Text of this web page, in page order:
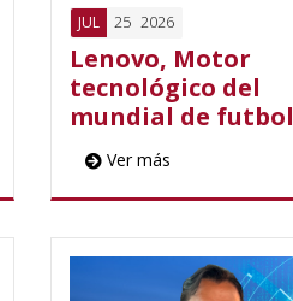
JUL 25 2026
Lenovo, Motor
tecnológico del
mundial de futbol
Ver más